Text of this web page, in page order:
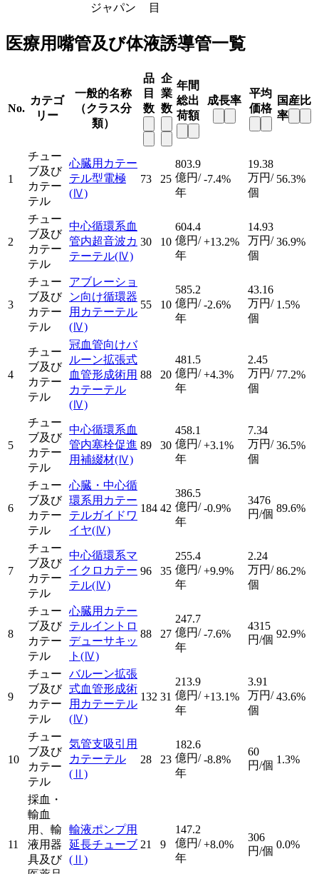
ジャパン
目
医療用嘴管及び体液誘導管一覧
No.
カテゴ
リー
一般的名称
（クラス分
類）
品
目
数
企
業
数
年間
総出
荷額
成長率
平均
価格
国産比
率
1
チュー
ブ及び
カテー
テル
心臓用カテー
テル型電極
(Ⅳ)
73 25
803.9
億円/
年
-7.4%
19.38
万円/
個
56.3%
2
チュー
ブ及び
カテー
テル
中心循環系血
管内超音波カ
テーテル(Ⅳ)
30 10
604.4
億円/
年
+13.2%
14.93
万円/
個
36.9%
3
チュー
ブ及び
カテー
テル
アブレーショ
ン向け循環器
用カテーテル
(Ⅳ)
55 10
585.2
億円/
年
-2.6%
43.16
万円/
個
1.5%
4
チュー
ブ及び
カテー
テル
冠血管向けバ
ルーン拡張式
血管形成術用
カテーテル
(Ⅳ)
88 20
481.5
億円/
年
+4.3%
2.45
万円/
個
77.2%
5
チュー
ブ及び
カテー
テル
中心循環系血
管内塞栓促進
用補綴材(Ⅳ)
89 30
458.1
億円/
年
+3.1%
7.34
万円/
個
36.5%
6
チュー
ブ及び
カテー
テル
心臓・中心循
環系用カテー
テルガイドワ
イヤ(Ⅳ)
184 42
386.5
億円/
年
-0.9%
3476
円/個 89.6%
7
チュー
ブ及び
カテー
テル
中心循環系マ
イクロカテー
テル(Ⅳ)
96 35
255.4
億円/
年
+9.9%
2.24
万円/
個
86.2%
8
チュー
ブ及び
カテー
テル
心臓用カテー
テルイントロ
デューサキッ
ト (Ⅳ)
88 27
247.7
億円/
年
-7.6%
4315
円/個 92.9%
9
チュー
ブ及び
カテー
テル
バルーン拡張
式血管形成術
用カテーテル
(Ⅳ)
132 31
213.9
億円/
年
+13.1%
3.91
万円/
個
43.6%
10
チュー
ブ及び
カテー
テル
気管支吸引用
カテーテル
(Ⅱ)
28 23
182.6
億円/
年
-8.8%
60
円/個 1.3%
11
採血・
輸血
用、輸
液用器
具及び
輸液ポンプ用
延長チューブ
(Ⅱ)
21 9
147.2
億円/
年
+8.0%
306
円/個
0.0%